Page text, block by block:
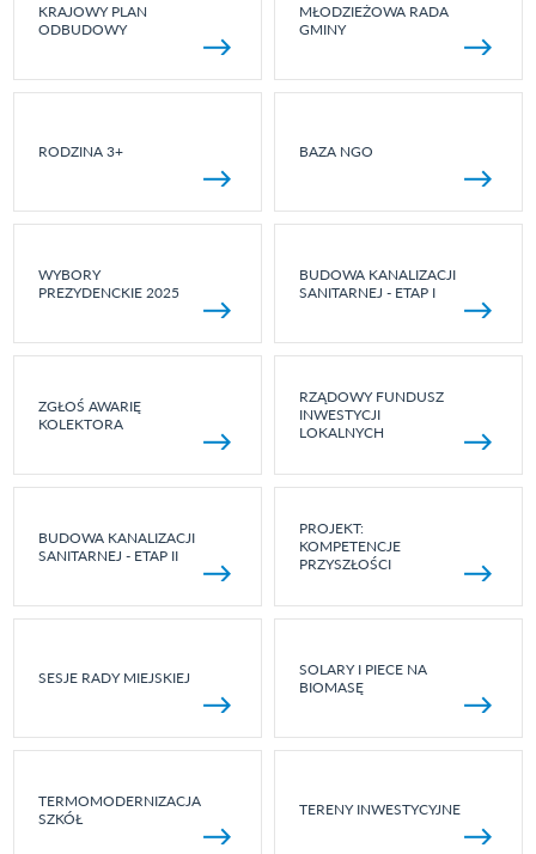
KRAJOWY PLAN
ODBUDOWY
MŁODZIEŻOWA RADA
GMINY
RODZINA 3+ BAZA NGO
WYBORY
PREZYDENCKIE 2025
BUDOWA KANALIZACJI
SANITARNEJ - ETAP I
ZGŁOŚ AWARIĘ
KOLEKTORA
RZĄDOWY FUNDUSZ
INWESTYCJI
LOKALNYCH
BUDOWA KANALIZACJI
SANITARNEJ - ETAP II
PROJEKT:
KOMPETENCJE
PRZYSZŁOŚCI
SESJE RADY MIEJSKIEJ
SOLARY I PIECE NA
BIOMASĘ
TERMOMODERNIZACJA
SZKÓŁ
TERENY INWESTYCYJNE